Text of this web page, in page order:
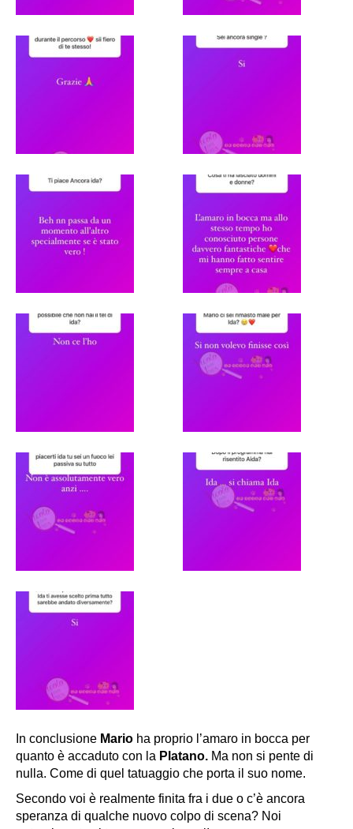
In conclusione Mario ha proprio l’amaro in bocca per
quanto è accaduto con la Platano. Ma non si pente di
nulla. Come di quel tatuaggio che porta il suo nome.
Secondo voi è realmente finita fra i due o c’è ancora
speranza di qualche nuovo colpo di scena? Noi